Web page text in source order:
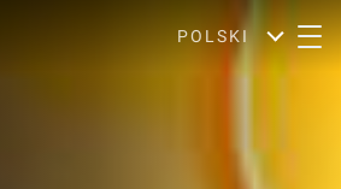
POLSKI